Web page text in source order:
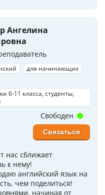
Ангелина
для начинающих
6-11 класса, студенты,
нас сближает
к нему!
английский язык на
чем поделиться!
начиная от
Свободен
Связаться